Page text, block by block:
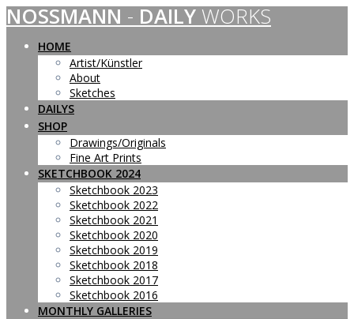
Skip
to
content
NOSSMANN - DAILY WORKS
HOME
Artist/Künstler
About
Sketches
DAILYS
SHOP
Drawings/Originals
Fine Art Prints
SKETCHBOOK 2024
Sketchbook 2023
Sketchbook 2022
Sketchbook 2021
Sketchbook 2020
Sketchbook 2019
Sketchbook 2018
Sketchbook 2017
Sketchbook 2016
MONTHLY GALLERIES